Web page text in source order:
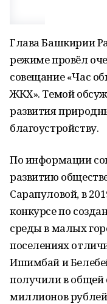
Глава Башкирии
режиме провёл
совещание «Час
ЖКХ». Темой
развития
благоустройству.
По информации
развитию
Сарапуловой, в
конкурсе по
среды в малых
поселениях
Ишимбай и
получили в общей
миллионов